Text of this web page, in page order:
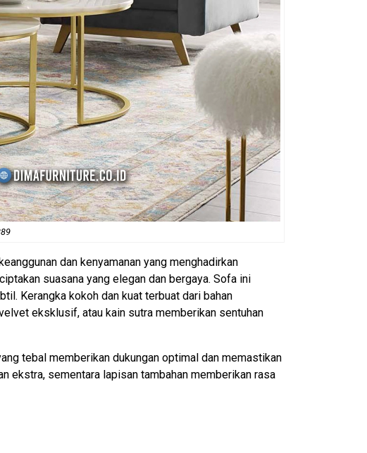
dan kenyamanan yang menghadirkan
suasana yang elegan dan bergaya. Sofa ini
Kerangka kokoh dan kuat terbuat dari bahan
eksklusif, atau kain sutra memberikan sentuhan
tebal memberikan dukungan optimal dan memastikan
ekstra, sementara lapisan tambahan memberikan rasa